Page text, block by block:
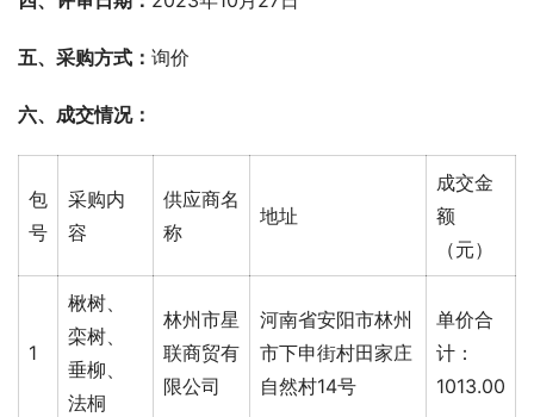
五、采购方式： 询价
六、成交情况：
包
号
采购内
容
供应商名
称
地址
成交金
额
（元）
1
楸树、
栾树、
垂柳、
法桐
林州市星
联商贸有
限公司
河南省安阳市林州
市下申街村田家庄
自然村14号
单价合
计：
1013.00